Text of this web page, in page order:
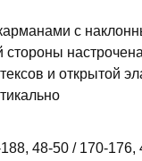
с
стороны
и открытой
48-50 / 170-